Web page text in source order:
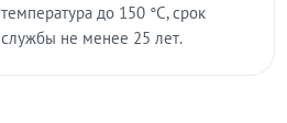
температура до 150 °C, срок
службы не менее 25 лет.